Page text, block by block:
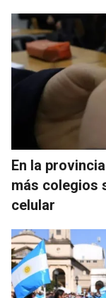
En la
más colegios
celular